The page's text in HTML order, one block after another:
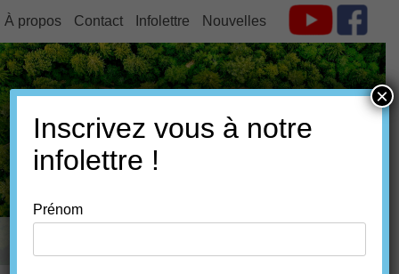
À propos Contact Infolettre Nouvelles
FORÊT ESTRIE
Inscrivez vous à notre
infolettre !
Prénom
×